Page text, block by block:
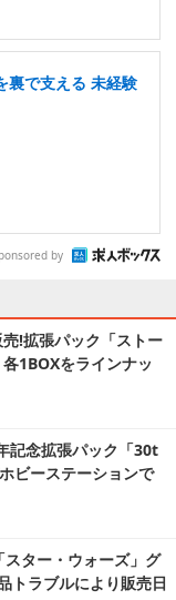
裏で支える 未経験
by
!拡張パック「ストー
1BOXをラインナッ
記念拡張パック「30t
ビーステーションで
ター・ウォーズ」グ
トラブルにより販売日